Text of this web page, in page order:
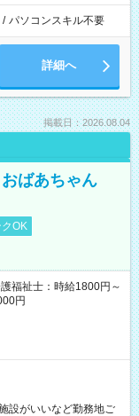
/ パソコンスキル不要
詳細へ
掲載日：2026.08.04
ばあちゃん
OK
福祉士：時給1800円～
円
がいいなど勤務地ご